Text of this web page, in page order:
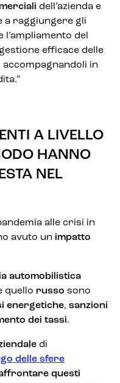
dell’azienda e
a raggiungere gli
l’ampliamento del
efficace delle
in
A LIVELLO
HANNO
NEL
alle crisi in
avuto un impatto
automobilistica
quello russo sono
energetiche, sanzioni
dei tassi.
di
delle sfere
questi